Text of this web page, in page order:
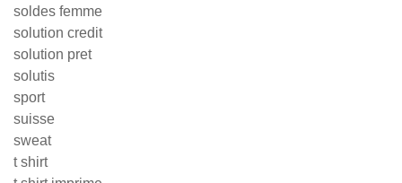
soldes femme
solution credit
solution pret
solutis
sport
suisse
sweat
t shirt